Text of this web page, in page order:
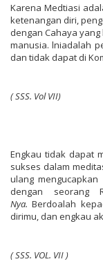
Karena Medtiasi
ketenangan diri,
dengan Cahaya
manusia. lniadalah
dan tidak dapat di
(SSS. Vol VII)
Engkau tidak dapat
sukses dalam
ulang
dengan seorang
Nya.Berdoalah
dirimu, dan engkau
(SSS. VOL. VII )